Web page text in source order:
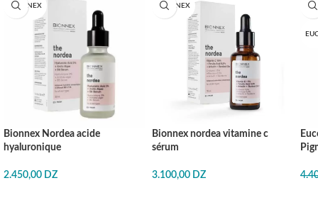
BIONNEX
Bionnex Nordea acide
hyaluronique
2.450,00 DZ
BIONNEX
Bionnex nordea vitamine c
sérum
3.100,00 DZ
-